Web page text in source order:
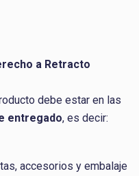
a Retracto
debe estar en las
entregado, es decir:
accesorios y embalaje